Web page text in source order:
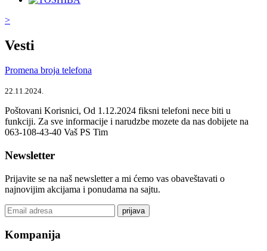
>
Vesti
Promena broja telefona
22.11.2024.
Poštovani Korisnici, Od 1.12.2024 fiksni telefoni nece biti u
funkciji. Za sve informacije i narudzbe mozete da nas dobijete na
063-108-43-40 Vaš PS Tim
Newsletter
Prijavite se na naš newsletter a mi ćemo vas obaveštavati o
najnovijim akcijama i ponudama na sajtu.
prijava
Kompanija